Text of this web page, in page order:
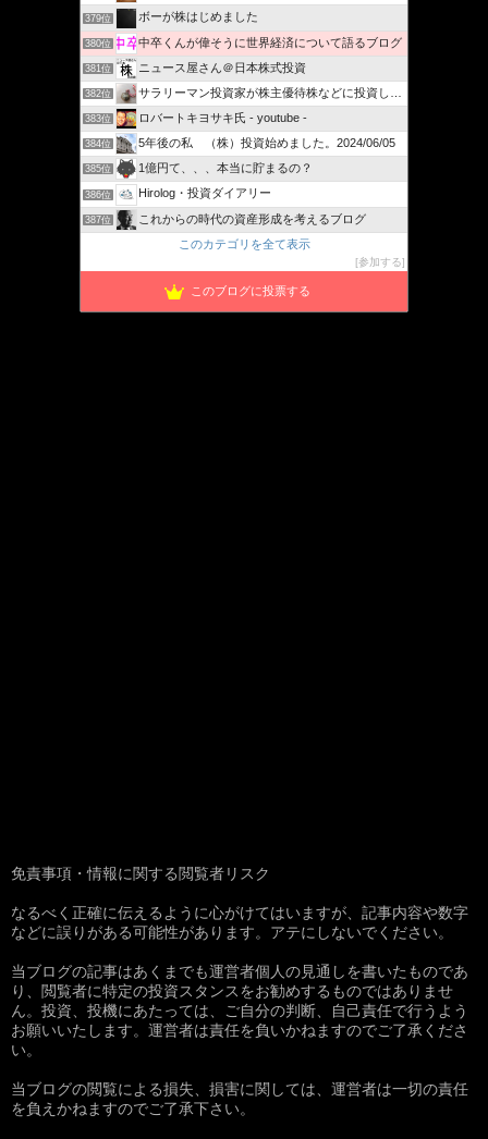
379位 ボーが株はじめました
380位 中卒くんが偉そうに世界経済について語るブログ
381位 ニュース屋さん＠日本株式投資
382位 サラリーマン投資家が株主優待株などに投資してみました
383位 ロバートキヨサキ氏 - youtube -
384位 5年後の私 （株）投資始めました。2024/06/05
385位 1億円て、、、本当に貯まるの？
386位 Hirolog・投資ダイアリー
387位
これからの時代の資産形成を考えるブログ
このカテゴリを全て表示
参加する
このブログに投票する
免責事項・情報に関する閲覧者リスク
なるべく正確に伝えるように心がけてはいますが、記事内容や数字
などに誤りがある可能性があります。アテにしないでください。
当ブログの記事はあくまでも運営者個人の見通しを書いたものであ
り、閲覧者に特定の投資スタンスをお勧めするものではありませ
ん。投資、投機にあたっては、ご自分の判断、自己責任で行うよう
お願いいたします。運営者は責任を負いかねますのでご了承くださ
い。
当ブログの閲覧による損失、損害に関しては、運営者は一切の責任
を負えかねますのでご了承下さい。